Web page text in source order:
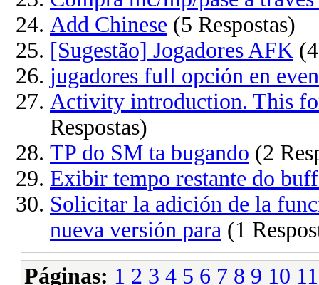
Add Chinese (5 Respostas)
[Sugestão] Jogadores AFK
jugadores full opción en
Activity introduction. This
Respostas)
TP do SM ta bugando (2
Exibir tempo restante do
Solicitar la adición de la
nueva versión para (1
Páginas: 1 2 3 4 5 6 7 8 9 10 11